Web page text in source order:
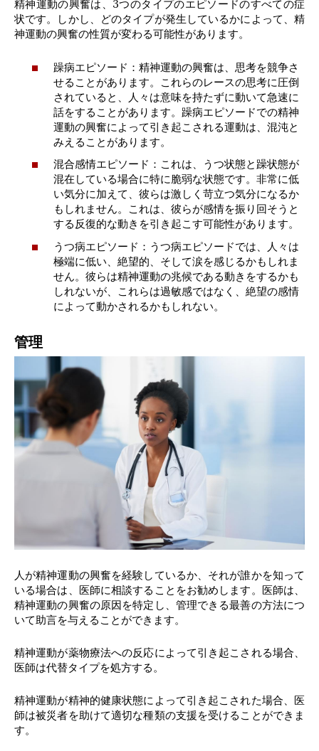
精神運動の興奮は、3つのタイプのエピソードのすべての症
状です。しかし、どのタイプが発生しているかによって、精
神運動の興奮の性質が変わる可能性があります。
躁病エピソード：精神運動の興奮は、思考を競争さ
せることがあります。これらのレースの思考に圧倒
されていると、人々は意味を持たずに動いて急速に
話をすることがあります。躁病エピソードでの精神
運動の興奮によって引き起こされる運動は、混沌と
みえることがあります。
混合感情エピソード：これは、うつ状態と躁状態が
混在している場合に特に脆弱な状態です。非常に低
い気分に加えて、彼らは激しく苛立つ気分になるか
もしれません。これは、彼らが感情を振り回そうと
する反復的な動きを引き起こす可能性があります。
うつ病エピソード：うつ病エピソードでは、人々は
極端に低い、絶望的、そして涙を感じるかもしれま
せん。彼らは精神運動の兆候である動きをするかも
しれないが、これらは過敏感ではなく、絶望の感情
によって動かされるかもしれない。
管理
人が精神運動の興奮を経験しているか、それが誰かを知って
いる場合は、医師に相談することをお勧めします。医師は、
精神運動の興奮の原因を特定し、管理できる最善の方法につ
いて助言を与えることができます。
精神運動が薬物療法への反応によって引き起こされる場合、
医師は代替タイプを処方する。
精神運動が精神的健康状態によって引き起こされた場合、医
師は被災者を助けて適切な種類の支援を受けることができま
す。